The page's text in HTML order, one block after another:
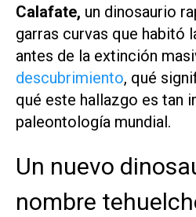
Calafate, un dinosaurio
garras curvas que habitó
antes de la extinción
descubrimiento, qué
qué este hallazgo es tan
paleontología mundial.
Un nuevo
nombre